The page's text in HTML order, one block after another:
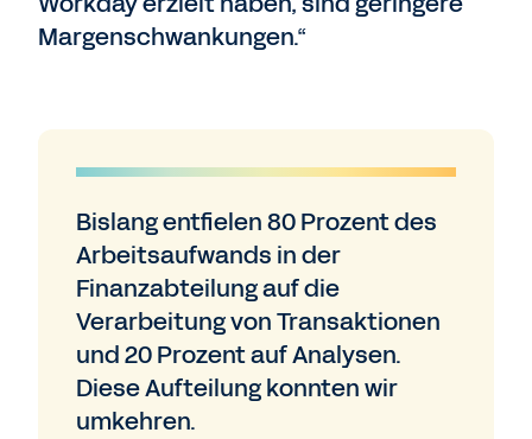
Margenschwankungen.“
Bislang entfielen 80 Prozent des
Arbeitsaufwands in der
Finanzabteilung auf die
Verarbeitung von Transaktionen
und 20 Prozent auf Analysen.
Diese Aufteilung konnten wir
umkehren.